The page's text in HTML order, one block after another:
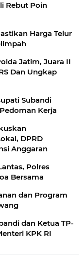
Rebut Poin
Harga Telur
Jatim, Juara II
Dan Ungkap
Subandi
Kerja
DPRD
Anggaran
Polres
Bersama
dan Program
dan Ketua TP-
KPK RI